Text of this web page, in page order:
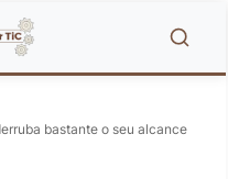
bastante o seu alcance